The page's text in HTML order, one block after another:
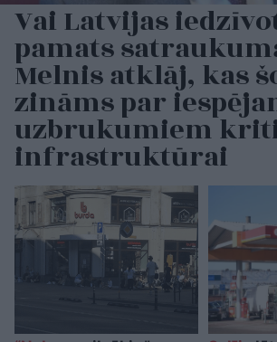
Vai Latvijas
pamats
Melnis atklāj, kas
zināms par
uzbrukumiem
infrastruktūrai